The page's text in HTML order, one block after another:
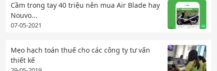
Cầm trong tay 40 triệu nên mua Air Blade hay
Nouvo...
07-05-2021
Mẹo hạch toán thuế cho các công ty tư vấn
thiết kế